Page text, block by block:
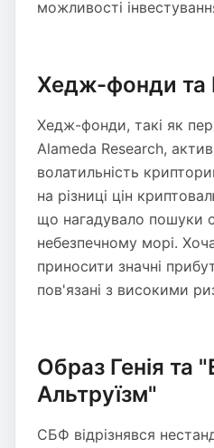
можливості
Хедж-фонди та
Хедж-фонди, такі як
Alameda Research,
волатильність
на різниці цін
що нагадувало пошуки
небезпечному морі.
приносити значні
пов'язані з високими
Образ Генія та
Альтруїзм"
СБФ відрізнявся